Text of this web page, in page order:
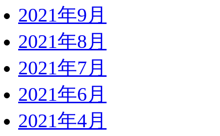
2021年9月
2021年8月
2021年7月
2021年6月
2021年4月